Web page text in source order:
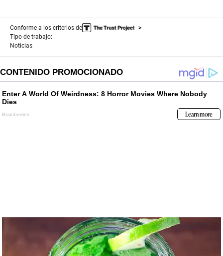
Conforme a los criterios de
Tipo de trabajo:
Noticias